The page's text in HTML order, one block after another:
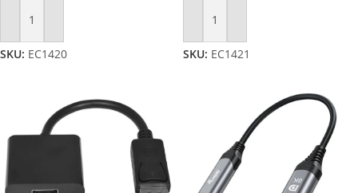
Adicionar
SKU: EC1420
Adicionar
SKU: EC1421